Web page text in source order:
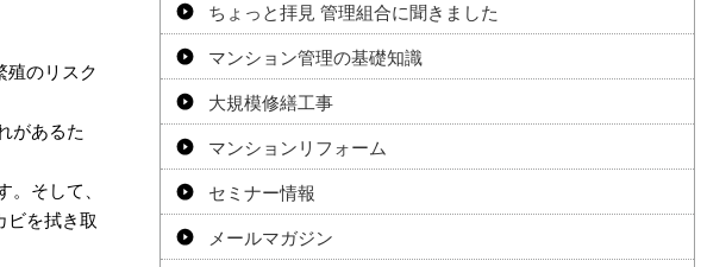
殖のリスク
があるた
そして、
ビを拭き取
ちょっと拝見 管理組合に聞きました
マンション管理の基礎知識
大規模修繕工事
マンションリフォーム
セミナー情報
メールマガジン